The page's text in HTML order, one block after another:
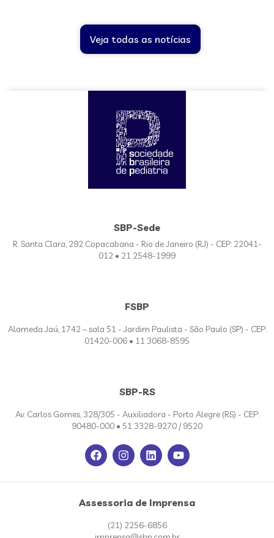
Veja todas as notícias
SBP-Sede
R. Santa Clara, 292 Copacabana - Rio de Janeiro (RJ) - CEP: 22041-
012 • 21 2548-1999
FSBP
Alameda Jaú, 1742 – sala 51 - Jardim Paulista - São Paulo (SP) - CEP:
01420-006 • 11 3068-8595
SBP-RS
Av. Carlos Gomes, 328/305 - Auxiliadora - Porto Alegre (RS) - CEP:
90480-000 • 51 3328-9270 / 9520
Assessoria de Imprensa
(21) 2256-6856